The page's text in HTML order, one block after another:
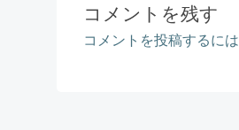
コメントを残す
コメントを投稿するには